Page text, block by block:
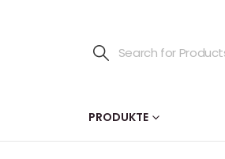
PRODUKTE